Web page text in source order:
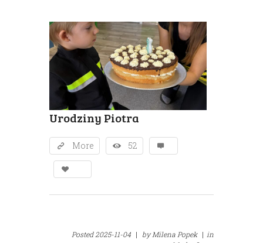
Urodziny Piotra
More 52
Posted2025-11-04 | byMilena Popek | in